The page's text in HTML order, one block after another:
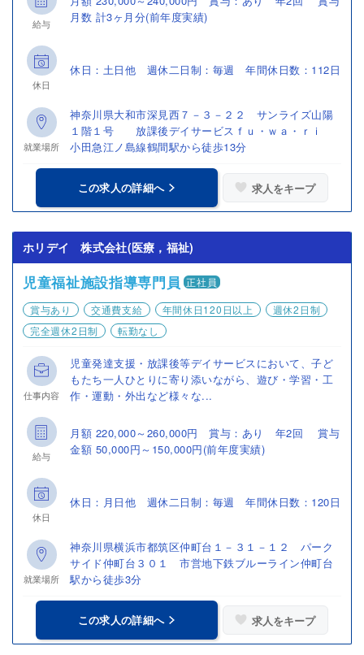
給与
月数 計3ヶ月分(前年度実績)
休日
休日：土日他 週休二日制：毎週 年間休日数：112日
就業場所
神奈川県大和市深見西７－３－２２ サンライズ山陽
１階１号 放課後デイサービスｆｕ・ｗａ・ｒｉ
小田急江ノ島線鶴間駅から徒歩13分
この求人の詳細へ 求人をキープ
ホリデイ 株式会社(医療，福祉)
児童福祉施設指導専門員 正社員
賞与あり
交通費支給 年間休日120日以上
週休2日制
完全週休2日制
転勤なし
仕事内容
児童発達支援・放課後等デイサービスにおいて、子ど
もたち一人ひとりに寄り添いながら、遊び・学習・工
作・運動・外出など様々な...
給与
月額 220,000～260,000円 賞与：あり 年2回 賞与
金額 50,000円～150,000円(前年度実績)
休日
休日：月日他 週休二日制：毎週 年間休日数：120日
就業場所
神奈川県横浜市都筑区仲町台１－３１－１２ パーク
サイド仲町台３０１ 市営地下鉄ブルーライン仲町台
駅から徒歩3分
この求人の詳細へ 求人をキープ